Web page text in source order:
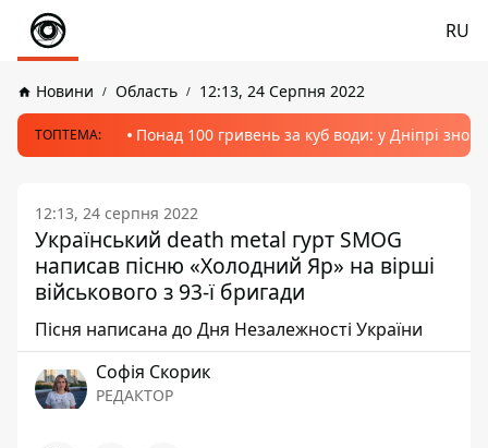
RU
Новини Область 12:13, 24 Серпня 2022
ТОПТЕМА: Понад 100 гривень за куб води: у Дніпрі
12:13, 24 серпня 2022
Український death metal гурт SMOG
написав пісню «Холодний Яр» на вірші
військового з 93-ї бригади
Пісня написана до Дня Незалежності України
Софія Скорик
РЕДАКТОР